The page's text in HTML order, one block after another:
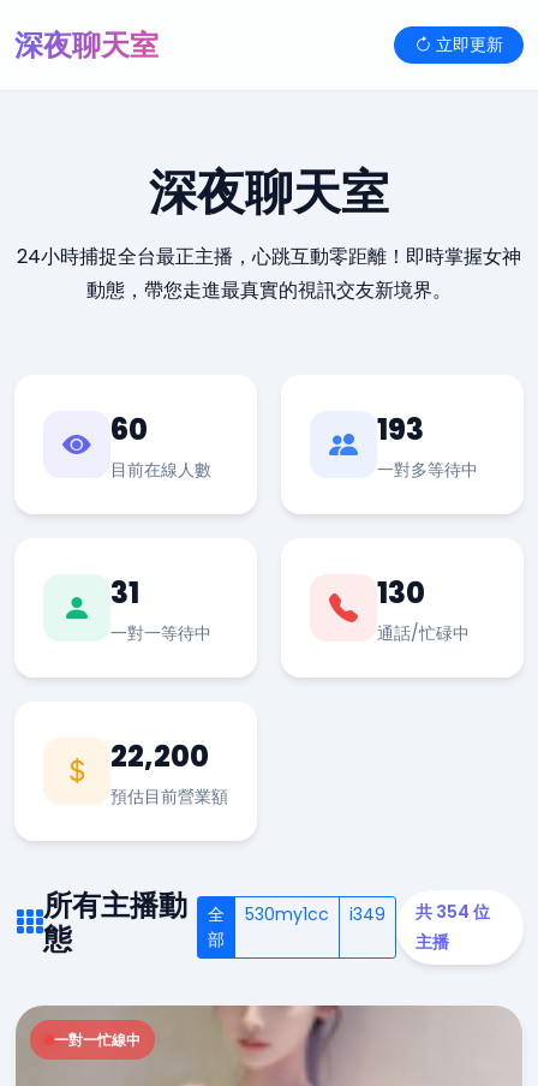
深夜聊天室 立即更新
深夜聊天室
24小時捕捉全台最正主播，心跳互動零距離！即時掌握女神
動態，帶您走進最真實的視訊交友新境界。
60
目前在線人數
193
一對多等待中
31
一對一等待中
130
通話/忙碌中
22,200
預估目前營業額
所有主播動
態
全
部
530my1cc i349
共 354 位
主播
一對一忙線中